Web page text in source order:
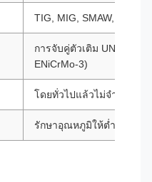
TIG, MIG, SMAW, เลื่อย
การจับคู่ตัวเติม UNS
ENiCrMo-3)
โดยทั่วไปแล้วไม่จำเป็น
รักษาอุณหภูมิให้ต่ำกว่า